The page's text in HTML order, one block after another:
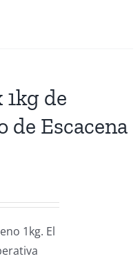
1kg de
de Escacena
1kg. El